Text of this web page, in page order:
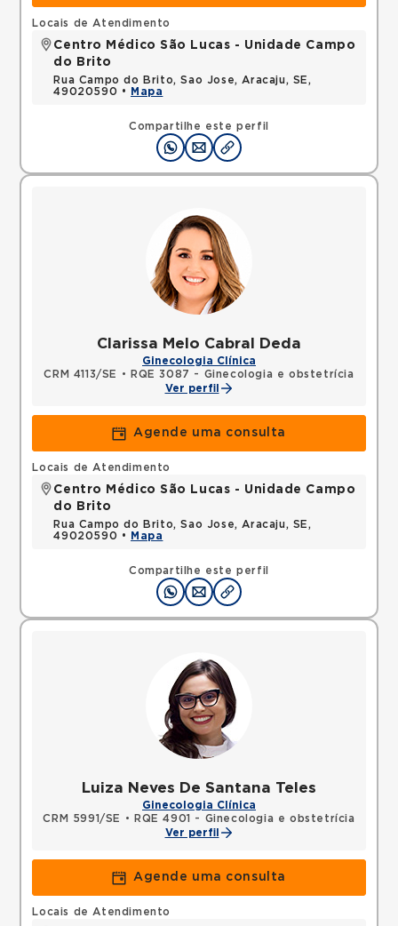
Compartilhe este perfil
Locais de Atendimento
Centro Médico São Lucas - Unidade Campo
do Brito
Rua Campo do Brito, Sao Jose, Aracaju, SE,
49020590 •
Mapa
Clarissa Melo Cabral Deda
Ginecologia Clínica
CRM 4113/SE
•
RQE 3087 - Ginecologia e obstetrícia
Ver perfil
Agende uma consulta
Compartilhe este perfil
Locais de Atendimento
Centro Médico São Lucas - Unidade Campo
do Brito
Rua Campo do Brito, Sao Jose, Aracaju, SE,
49020590 •
Mapa
Luiza Neves De Santana Teles
Ginecologia Clínica
CRM 5991/SE
•
RQE 4901 - Ginecologia e obstetrícia
Ver perfil
Agende uma consulta
Locais de Atendimento